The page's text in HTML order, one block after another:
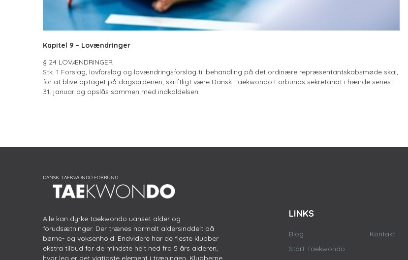
Kapitel 9 – Lovændringer
§ 24 LOVÆNDRINGER
Stk. 1 Forslag, lovforslag og lovændringsforslag til behandling på det ordinære repræsentantskabsmøde skal,
for at blive optaget på dagsordenen, skriftligt være Dansk Taekwondo Forbunds sekretariat i hænde senest
31. januar og opslås sammen med indkaldelsen.
Alle kan dyrke taekwondo uanset alder og
forudsætninger. Der trænes normalt aldersinddelt på
børne- og voksenhold. Endvidere har de fleste klubber
ekstra tilbud for de mindste helt ned fra 5 års alderen,
hvor leg er det vigtigste element i træningen. Klubberne
LINKS
Blog
Start Taekwondo
Kontakt